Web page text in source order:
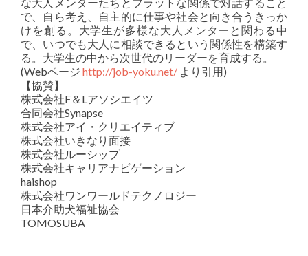
で、自ら考え、自主的に仕事や社会と向き合うきっか
けを創る。大学生が多様な大人メンターと関わる中
で、いつでも大人に相談できるという関係性を構築す
る。大学生の中から次世代のリーダーを育成する。
(Webページ http://job-yoku.net/ より引用)
【協賛】
株式会社F＆Lアソシエイツ
合同会社Synapse
株式会社アイ・クリエイティブ
株式会社いきなり面接
株式会社ルーシップ
株式会社キャリアナビゲーション
haishop
株式会社ワンワールドテクノロジー
日本介助犬福祉協会
TOMOSUBA